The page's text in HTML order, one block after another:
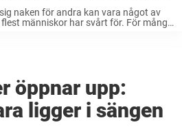
naken för andra kan vara något av
människor har svårt för. För många
öppnar upp:
ligger i sängen